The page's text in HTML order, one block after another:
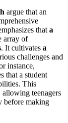
argue that an
thata
array of
. It cultivates a
challenges and
instance,
that a student
This
allowing teenagers
before making